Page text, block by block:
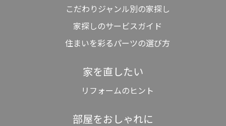
こだわりジャンル別の家探し
家探しのサービスガイド
住まいを彩るパーツの選び方
家を直したい
リフォームのヒント
部屋をおしゃれに